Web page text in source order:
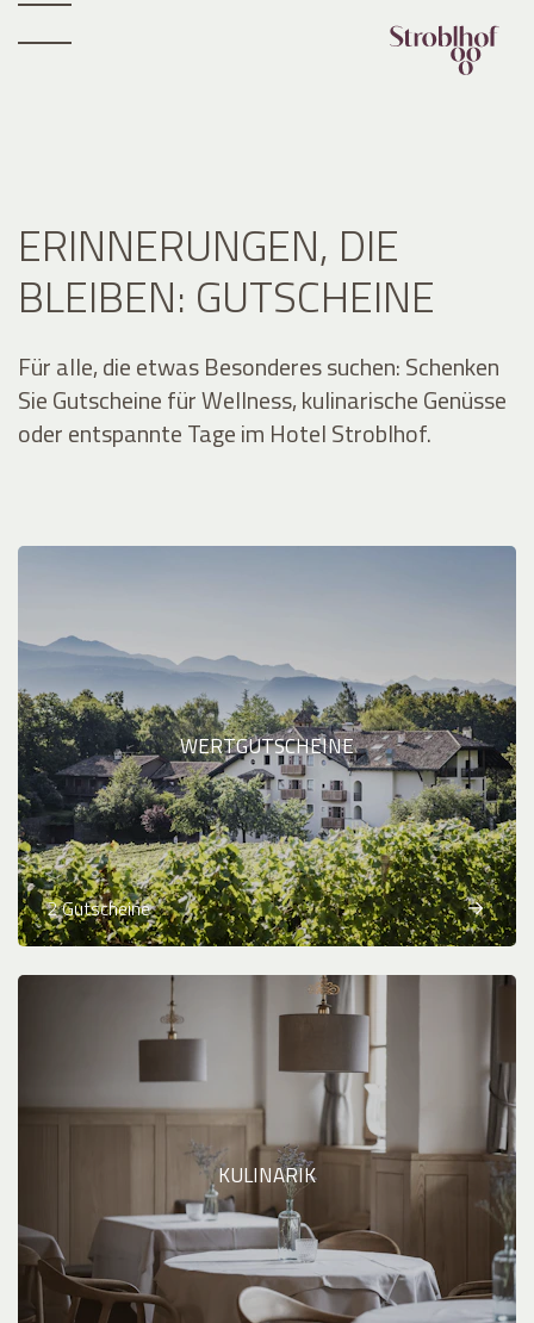
ERINNERUNGEN, DIE
BLEIBEN: GUTSCHEINE
Für alle, die etwas Besonderes suchen: Schenken
Sie Gutscheine für Wellness, kulinarische Genüsse
oder entspannte Tage im Hotel Stroblhof.
WERTGUTSCHEINE
2 Gutscheine
KULINARIK